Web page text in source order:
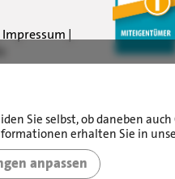
Impressum |
Sie selbst, ob daneben
erhalten Sie in
anpassen